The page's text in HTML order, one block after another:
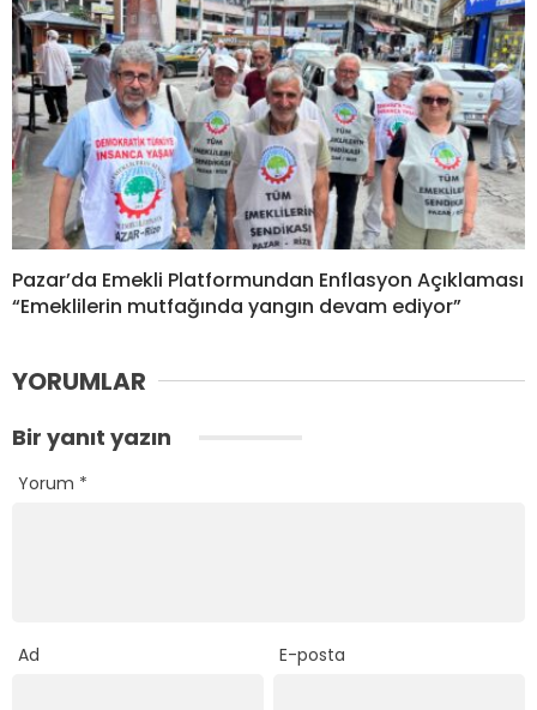
Pazar’da Emekli Platformundan Enflasyon Açıklaması
“Emeklilerin mutfağında yangın devam ediyor”
YORUMLAR
Bir yanıt yazın
Yorum *
Ad E-posta